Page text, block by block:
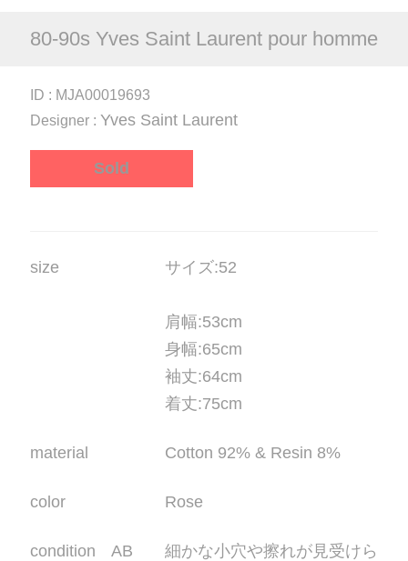
80-90s Yves Saint Laurent pour homme
ID : MJA00019693
Designer : Yves Saint Laurent
Sold
size サイズ:52
肩幅:53cm
身幅:65cm
袖丈:64cm
着丈:75cm
material Cotton 92% & Resin 8%
color Rose
condition AB
細かな小穴や擦れが見受けら